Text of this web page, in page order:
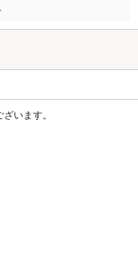
います。